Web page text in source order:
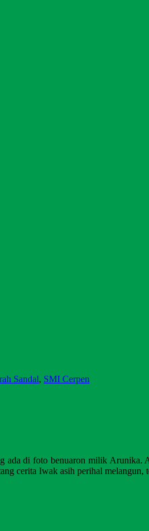
Sandal, SMI Cerpen
ada di foto benuaron milik Arunika.
cerita Iwak asih perihal